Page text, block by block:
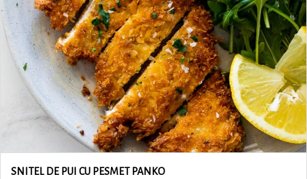
SNITEL DE PUI CU PESMET PANKO